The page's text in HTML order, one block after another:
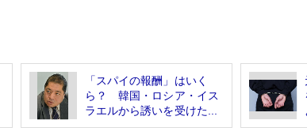
「スパイの報酬」はいく
ら？ 韓国・ロシア・イス
ラエルから誘いを受けた...